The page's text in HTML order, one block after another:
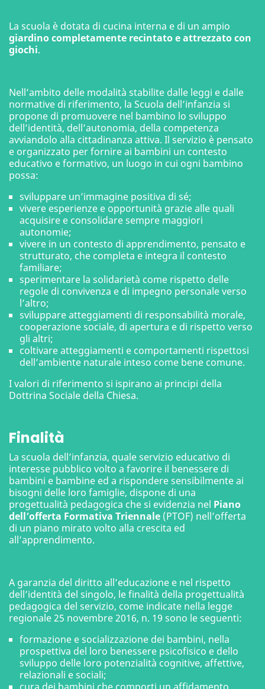
La scuola è dotata di cucina interna e di un ampio
giardino completamente recintato e attrezzato con
giochi.
Nell’ambito delle modalità stabilite dalle leggi e dalle
normative di riferimento, la Scuola dell’infanzia si
propone di promuovere nel bambino lo sviluppo
dell’identità, dell’autonomia, della competenza
avviandolo alla cittadinanza attiva. Il servizio è pensato
e organizzato per fornire ai bambini un contesto
educativo e formativo, un luogo in cui ogni bambino
possa:
sviluppare un’immagine positiva di sé;
vivere esperienze e opportunità grazie alle quali
acquisire e consolidare sempre maggiori
autonomie;
vivere in un contesto di apprendimento, pensato e
strutturato, che completa e integra il contesto
familiare;
sperimentare la solidarietà come rispetto delle
regole di convivenza e di impegno personale verso
l’altro;
sviluppare atteggiamenti di responsabilità morale,
cooperazione sociale, di apertura e di rispetto verso
gli altri;
coltivare atteggiamenti e comportamenti rispettosi
dell’ambiente naturale inteso come bene comune.
I valori di riferimento si ispirano ai principi della
Dottrina Sociale della Chiesa.
Finalità
La scuola dell’infanzia, quale servizio educativo di
interesse pubblico volto a favorire il benessere di
bambini e bambine ed a rispondere sensibilmente ai
bisogni delle loro famiglie, dispone di una
progettualità pedagogica che si evidenzia nel Piano
dell’offerta Formativa Triennale (PTOF) nell’offerta
di un piano mirato volto alla crescita ed
all’apprendimento.
A garanzia del diritto all’educazione e nel rispetto
dell’identità del singolo, le finalità della progettualità
pedagogica del servizio, come indicate nella legge
regionale 25 novembre 2016, n. 19 sono le seguenti:
formazione e socializzazione dei bambini, nella
prospettiva del loro benessere psicofisico e dello
sviluppo delle loro potenzialità cognitive, affettive,
relazionali e sociali;